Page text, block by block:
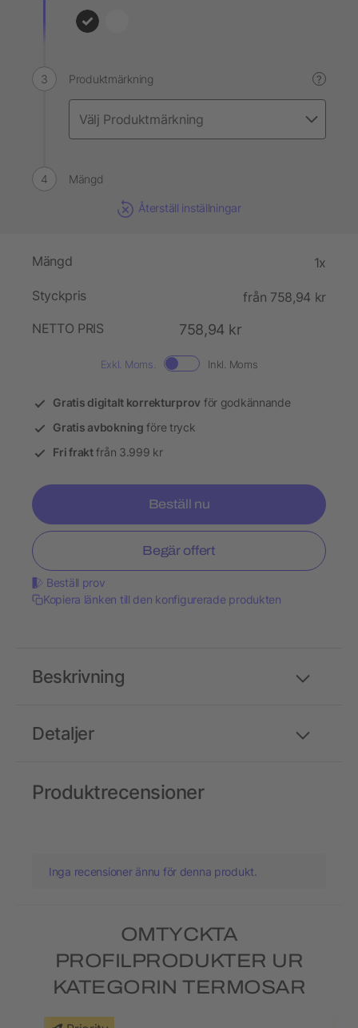
Produktmärkning ?
Mängd
Återställ inställningar
Mängd 1x
Styckpris
från 758,94 kr
NETTO PRIS
758,94 kr
Exkl. Moms. Inkl. Moms
Gratis digitalt korrekturprov för godkännande
Gratis avbokning före tryck
Fri fraktfrån 3.999 kr
Beställ nu
Begär offert
Beställ prov
Kopiera länken till den konfigurerade produkten
Detaljer
Beskrivning
Produktrecensioner
Inga recensioner ännu för denna produkt.
OMTYCKTA
PROFILPRODUKTER UR
KATEGORIN TERMOSAR